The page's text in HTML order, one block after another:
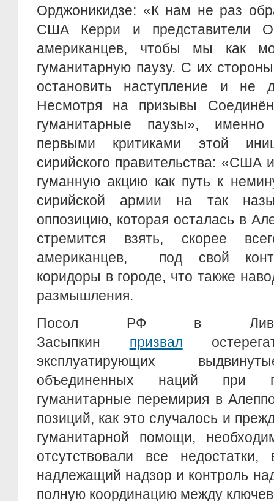
Орджоникидзе: «К нам не раз
США Керри и представители
американцев, чтобы мы как
гуманитарную паузу. С их
остановить наступление и не
Несмотря на призывы
гуманитарные паузы»,
первыми критиками этой
сирийского правительства: «США
гуманную акцию как путь к
сирийской армии на так
оппозицию, которая осталась в
стремится взять, скорее
американцев, под свой
коридоры в городе, что также
размышления.
Посол РФ в
Засыпкин призвал
эксплуатирующих
объединенных наций при
гуманитарные перемирия в
позиций, как это случалось и
гуманитарной помощи,
отсутствовали все недостатки,
надлежащий надзор и контроль
полную координацию между